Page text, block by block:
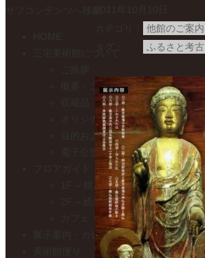
概要・ご利用案内
オリジナルグッズのご紹介
目的および事業
1F – 焼き物展示室
2F – 絵画展示室
カフェ トワ・メゾン
展示案内・カレンダー
他館のご案内
ふるさと考